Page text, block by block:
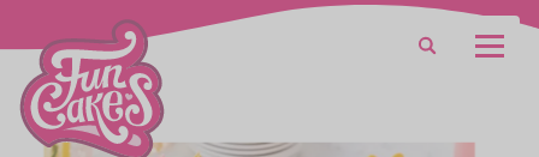
Waar ben je naar op zoek?